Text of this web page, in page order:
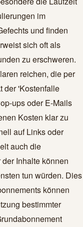
im
und finden
sich oft als
zu erschweren.
reichen, die per
der 'Kostenfalle
ups oder E-Mails
Kosten klar zu
auf Links oder
auch die
Inhalte können
tun würden. Dies
können
bestimmter